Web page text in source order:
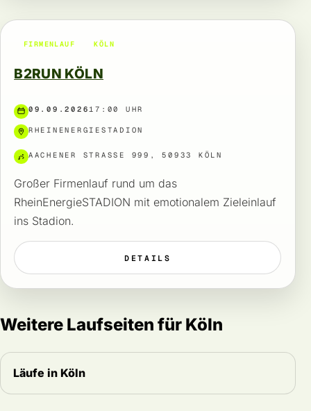
FIRMENLAUF KÖLN
B2RUN KÖLN
09.09.202617:00 UHR
RHEINENERGIESTADION
AACHENER STRASSE 999, 50933 KÖLN
Großer Firmenlauf rund um das
RheinEnergieSTADION mit emotionalem Zieleinlauf
ins Stadion.
DETAILS
Weitere Laufseiten für Köln
Läufe in Köln